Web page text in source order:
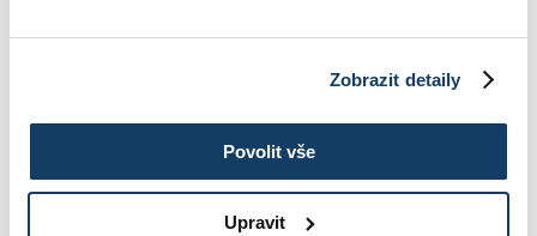
Zobrazit detaily
Povolit vše
Upravit